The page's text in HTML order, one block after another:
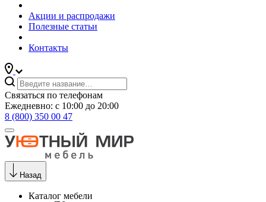
Акции и распродажи
Полезные статьи
Контакты
Связаться по телефонам
Ежедневно: с 10:00 до 20:00
8 (800) 350 00 47
Назад
Каталог мебели